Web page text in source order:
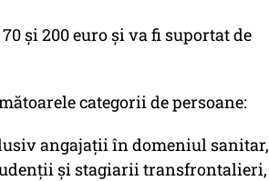
și 200 euro și va fi suportat de
categorii de persoane:
angajaţii în domeniul sanitar,
şi stagiarii transfrontalieri,